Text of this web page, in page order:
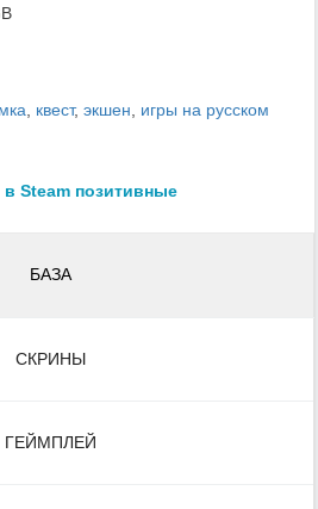
квест, экшен игры на русском
Steam позитивные
БАЗА
СКРИНЫ
ГЕЙМПЛЕЙ